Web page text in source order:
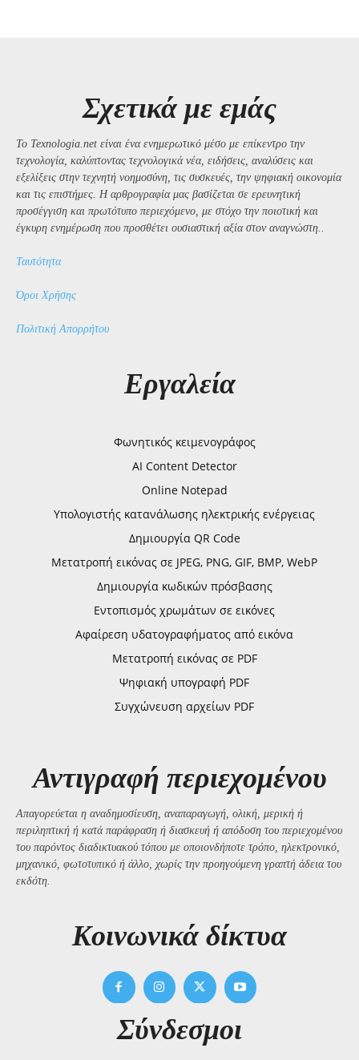
Σχετικά με εμάς
Το Texnologia.net είναι ένα ενημερωτικό μέσο με επίκεντρο την
τεχνολογία, καλύπτοντας τεχνολογικά νέα, ειδήσεις, αναλύσεις και
εξελίξεις στην τεχνητή νοημοσύνη, τις συσκευές, την ψηφιακή οικονομία
και τις επιστήμες. Η αρθρογραφία μας βασίζεται σε ερευνητική
προσέγγιση και πρωτότυπο περιεχόμενο, με στόχο την ποιοτική και
έγκυρη ενημέρωση που προσθέτει ουσιαστική αξία στον αναγνώστη..
Ταυτότητα
Όροι Χρήσης
Πολιτική Απορρήτου
Εργαλεία
Φωνητικός κειμενογράφος
AI Content Detector
Online Notepad
Υπολογιστής κατανάλωσης ηλεκτρικής ενέργειας
Δημιουργία QR Code
Μετατροπή εικόνας σε JPEG, PNG, GIF, BMP, WebP
Δημιουργία κωδικών πρόσβασης
Εντοπισμός χρωμάτων σε εικόνες
Αφαίρεση υδατογραφήματος από εικόνα
Μετατροπή εικόνας σε PDF
Ψηφιακή υπογραφή PDF
Συγχώνευση αρχείων PDF
Αντιγραφή περιεχομένου
Απαγορεύεται η αναδημοσίευση, αναπαραγωγή, ολική, μερική ή
περιληπτική ή κατά παράφραση ή διασκευή ή απόδοση του περιεχομένου
του παρόντος διαδικτυακού τόπου με οποιονδήποτε τρόπο, ηλεκτρονικό,
μηχανικό, φωτοτυπικό ή άλλο, χωρίς την προηγούμενη γραπτή άδεια του
εκδότη.
Kοινωνικά δίκτυα
Σύνδεσμοι